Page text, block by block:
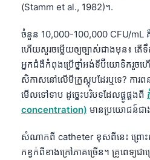
(Stamm et al., 1982)។.
ចំនួន 10,000-100,000 CFU/mL
ហើយសួរចម្លើយឲ្យច្បាស់ជាងមុន៖ តើទឹ
អ្នកជំងឺកំពុងប្រើថ្នាំអង់ទីប៊ីយោទិករួច
សិកាសនៅលើមីក្រូស្កុបដែរឬទេ? ការព
មើលទៅទាប ដូច្នេះបរិបទដែលផ្គូផ្គងពី
concentration) មានប្រយោជន៍ជ
សំណាកពី catheter ខុសពីនេះ ព្រោះសំ
កខ្វក់ពីខាងក្រៅភាគច្រើន។ គ្រូពេទ្យជ